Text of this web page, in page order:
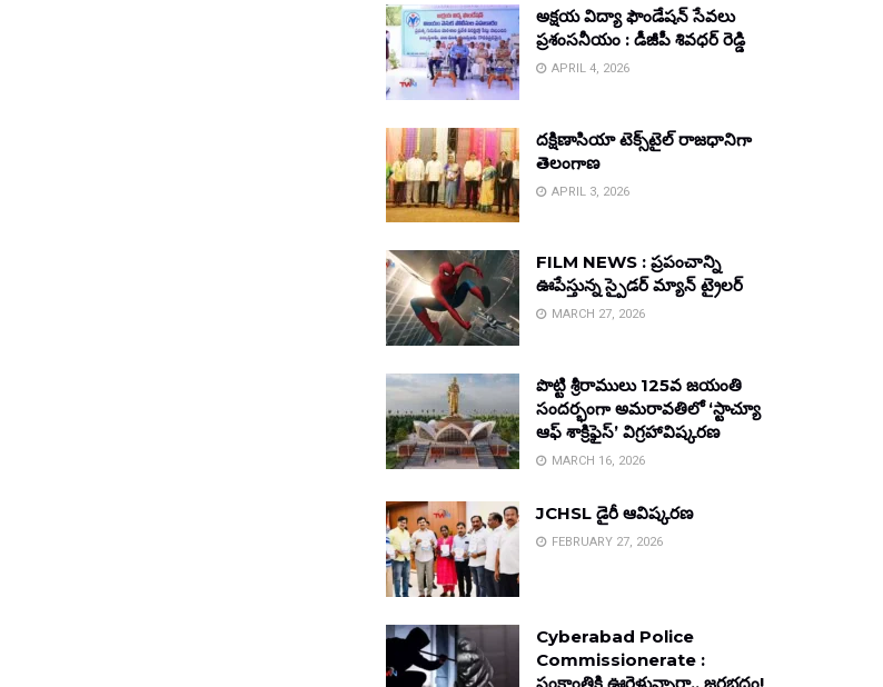
అక్షయ విద్యా ఫౌండేషన్ సేవలు
ప్రశంసనీయం : డీజీపీ శివధర్ రెడ్డి
APRIL 4, 2026
దక్షిణాసియా టెక్స్‌టైల్ రాజధానిగా
తెలంగాణ
APRIL 3, 2026
FILM NEWS : ప్రపంచాన్ని
ఊపేస్తున్న స్పైడర్ మ్యాన్ ట్రైలర్
MARCH 27, 2026
పొట్టి శ్రీరాములు 125వ జయంతి
సందర్భంగా అమరావతిలో ‘స్టాచ్యూ
ఆఫ్ శాక్రిఫైస్’ విగ్రహావిష్కరణ
MARCH 16, 2026
JCHSL డైరీ ఆవిష్కరణ
FEBRUARY 27, 2026
Cyberabad Police
Commissionerate :